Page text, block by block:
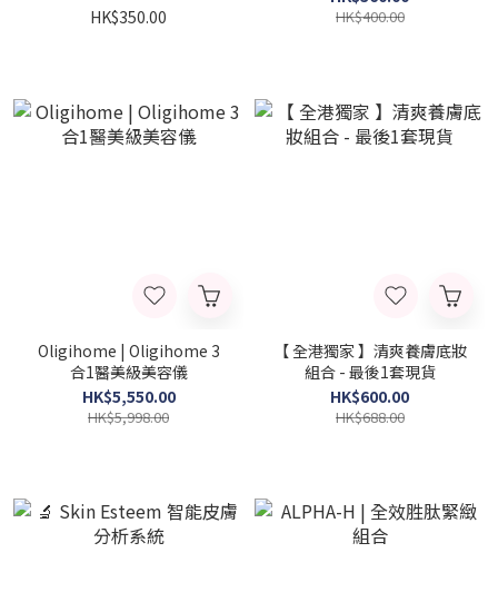
HK$350.00
HK$400.00
Oligihome | Oligihome 3
合1醫美級美容儀
HK$5,550.00
HK$5,998.00
【 全港獨家 】清爽養膚底妝
組合 - 最後1套現貨
HK$600.00
HK$688.00